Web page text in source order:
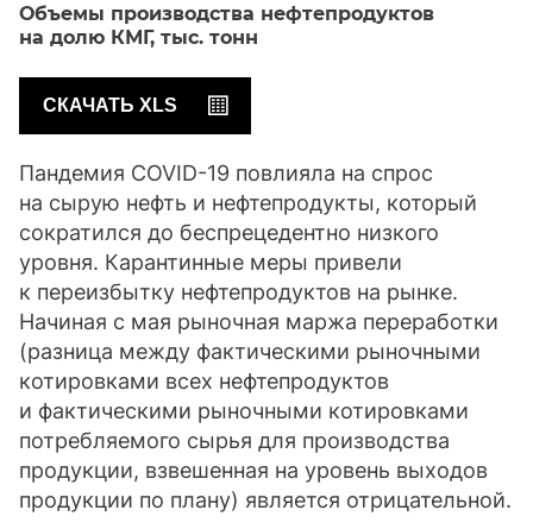
Объемы производства нефтепродуктов
на долю КМГ, тыс. тонн
СКАЧАТЬ XLS
Пандемия COVID-19 повлияла на спрос
на сырую нефть и нефтепродукты, который
сократился до беспрецедентно низкого
уровня. Карантинные меры привели
к переизбытку нефтепродуктов на рынке.
Начиная с мая рыночная маржа переработки
(разница между фактическими рыночными
котировками всех нефтепродуктов
и фактическими рыночными котировками
потребляемого сырья для производства
продукции, взвешенная на уровень выходов
продукции по плану) является отрицательной.